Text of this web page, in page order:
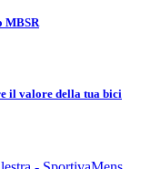
MBSR
il valore della tua bici